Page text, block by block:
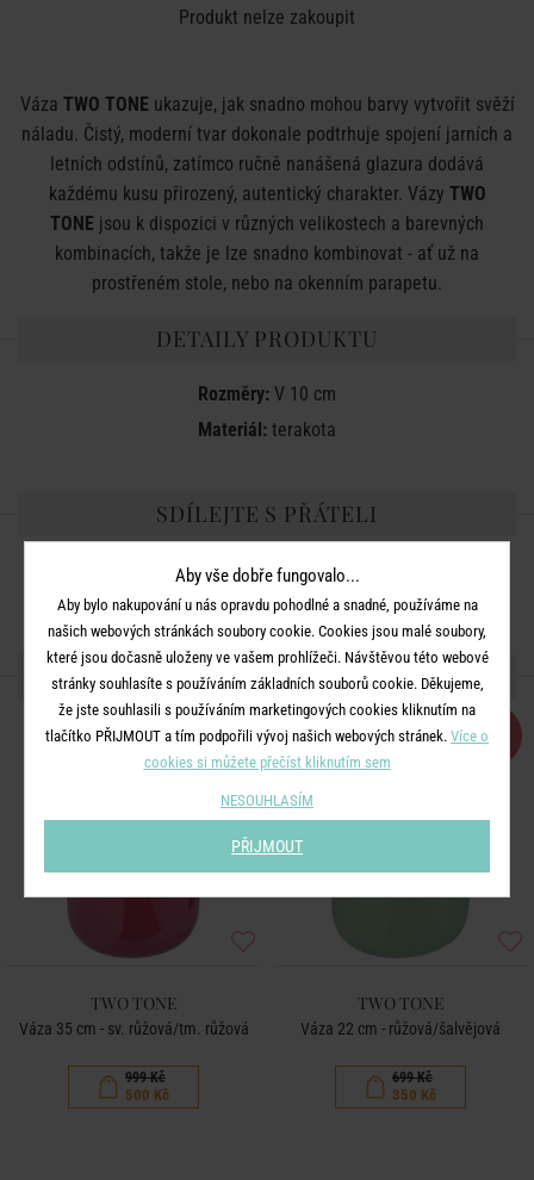
Produkt nelze zakoupit
Váza TWO TONE ukazuje, jak snadno mohou barvy vytvořit svěží
náladu. Čistý, moderní tvar dokonale podtrhuje spojení jarních a
letních odstínů, zatímco ručně nanášená glazura dodává
každému kusu přirozený, autentický charakter. Vázy TWO
TONE jsou k dispozici v různých velikostech a barevných
kombinacích, takže je lze snadno kombinovat - ať už na
prostřeném stole, nebo na okenním parapetu.
DETAILY PRODUKTU
Rozměry: V 10 cm
Materiál: terakota
SDÍLEJTE S PŘÁTELI
DALŠÍ PRODUKTY ZE SÉRIE
-50%
TWO TONE
Váza 35 cm - sv. růžová/tm. růžová
999 Kč
500 Kč
-50
TWO TONE
Váza 22 cm - růžová/šalvějová
699 Kč
350 Kč
Aby vše dobře fungovalo...
Aby bylo nakupování u nás opravdu pohodlné a snadné, používáme na
našich webových stránkách soubory cookie. Cookies jsou malé soubory,
které jsou dočasně uloženy ve vašem prohlížeči. Návštěvou této webové
stránky souhlasíte s používáním základních souborů cookie. Děkujeme,
že jste souhlasili s používáním marketingových cookies kliknutím na
tlačítko PŘIJMOUT a tím podpořili vývoj našich webových stránek. Více o
cookies si můžete přečíst kliknutím sem
NESOUHLASÍM
PŘIJMOUT